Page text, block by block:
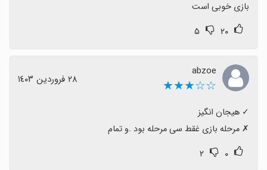
بازی خوبی است
۲۰ ۵
abzoe
☆☆★★★ ٢٨ فروردین ١٤٠٣
‏✗ مرحله بازی غقط سی مرحله بود .و تمام
۰ ۲